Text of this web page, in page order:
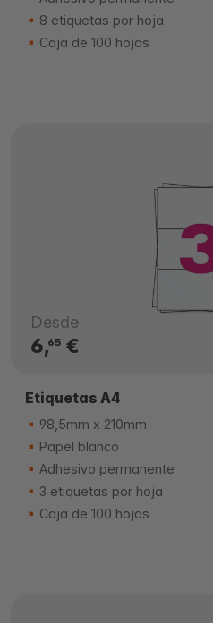
8 etiquetas por hoja
Caja de 100 hojas
Desde
6,65€
Etiquetas A4
98,5mm x 210mm
Papel blanco
Adhesivo permanente
3 etiquetas por hoja
Caja de 100 hojas